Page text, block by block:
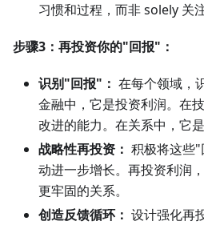
习惯和过程，而非 solely 关
步骤3：再投资你的"回报"：
识别"回报"： 在每个领域，
金融中，它是投资利润。在
改进的能力。在关系中，它
战略性再投资： 积极将这些
动进一步增长。再投资利润
更牢固的关系。
创造反馈循环： 设计强化再